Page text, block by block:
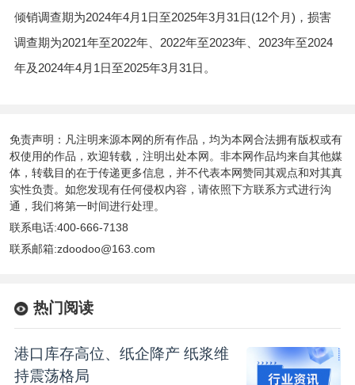
倾销调查期为2024年4月1日至2025年3月31日(12个月)，损害
调查期为2021年至2022年、2022年至2023年、2023年至2024
年及2024年4月1日至2025年3月31日。
免责声明：凡注明来源本网的所有作品，均为本网合法拥有版权或有
权使用的作品，欢迎转载，注明出处本网。非本网作品均来自其他媒
体，转载目的在于传递更多信息，并不代表本网赞同其观点和对其真
实性负责。如您发现有任何侵权内容，请依照下方联系方式进行沟
通，我们将第一时间进行处理。
联系电话:400-666-7138
联系邮箱:zdoodoo@163.com
热门阅读
港口库存高位、纸企降产 纸浆维
持震荡格局